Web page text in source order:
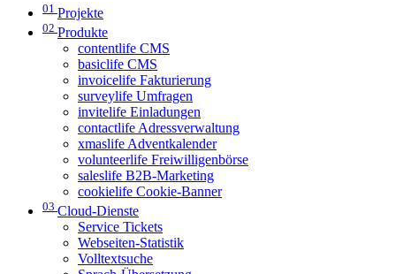
01 Projekte
02 Produkte
contentlife CMS
basiclife CMS
invoicelife Fakturierung
surveylife Umfragen
invitelife Einladungen
contactlife Adressverwaltung
xmaslife Adventkalender
volunteerlife Freiwilligenbörse
saleslife B2B-Marketing
cookielife Cookie-Banner
03 Cloud-Dienste
Service Tickets
Webseiten-Statistik
Volltextsuche